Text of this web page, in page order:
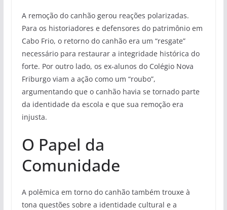
A remoção do canhão gerou reações polarizadas.
Para os historiadores e defensores do patrimônio em
Cabo Frio, o retorno do canhão era um “resgate”
necessário para restaurar a integridade histórica do
forte. Por outro lado, os ex-alunos do Colégio Nova
Friburgo viam a ação como um “roubo”,
argumentando que o canhão havia se tornado parte
da identidade da escola e que sua remoção era
injusta.
O Papel da
Comunidade
A polêmica em torno do canhão também trouxe à
tona questões sobre a identidade cultural e a